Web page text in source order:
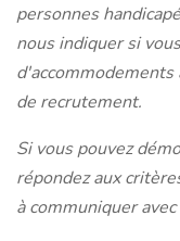
personnes
nous indiquer si
de recrutement.
Si vous pouvez
répondez aux
à communiquer